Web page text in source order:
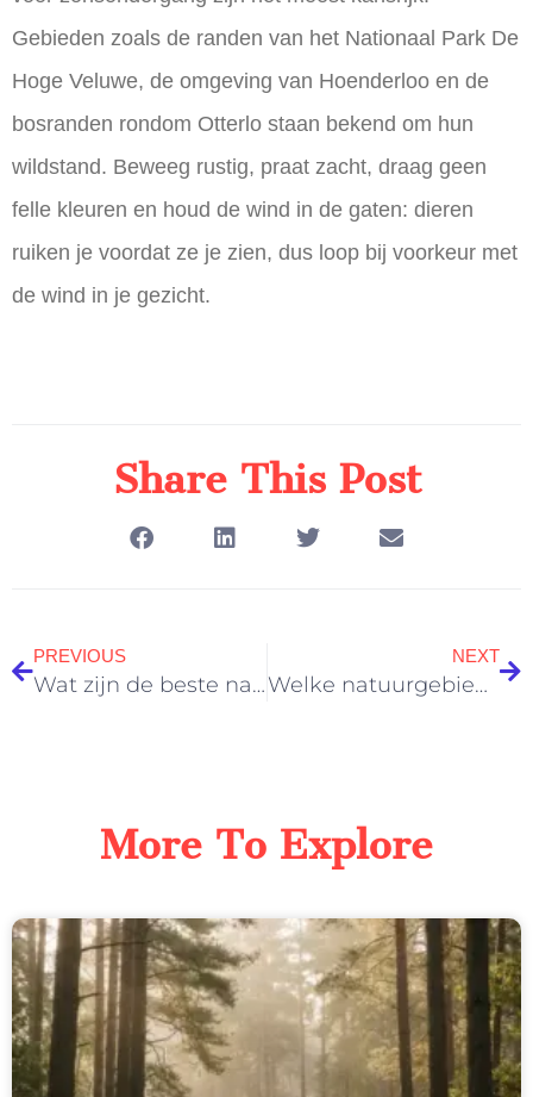
Gebieden zoals de randen van het Nationaal Park De
Hoge Veluwe, de omgeving van Hoenderloo en de
bosranden rondom Otterlo staan bekend om hun
wildstand. Beweeg rustig, praat zacht, draag geen
felle kleuren en houd de wind in de gaten: dieren
ruiken je voordat ze je zien, dus loop bij voorkeur met
de wind in je gezicht.
Share This Post
PREVIOUS
Wat zijn de beste natuur uitjes op de Veluwe voor koppels?
NEXT
Welke natuurgebieden op de Veluwe zijn het minst toeristisch?
More To Explore